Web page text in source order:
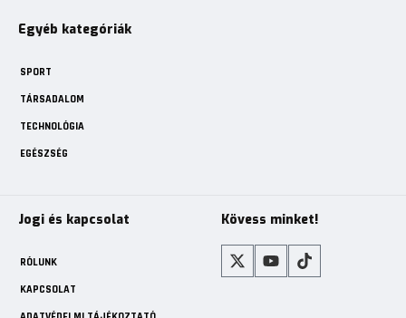
Egyéb kategóriák
SPORT
TÁRSADALOM
TECHNOLÓGIA
EGÉSZSÉG
Jogi és kapcsolat
RÓLUNK
KAPCSOLAT
Kövess minket!